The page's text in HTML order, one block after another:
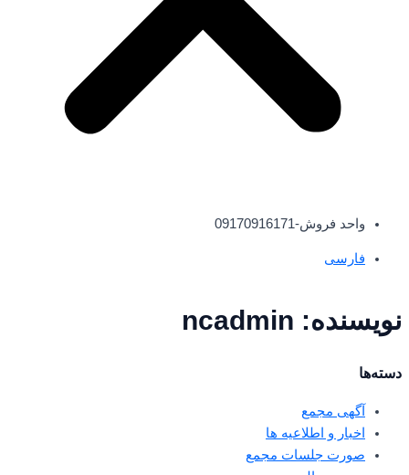
واحد فروش-09170916171
فارسی
نویسنده: ncadmin
دسته‌ها
آگهی مجمع
اخبار و اطلاعیه ها
صورت جلسات مجمع